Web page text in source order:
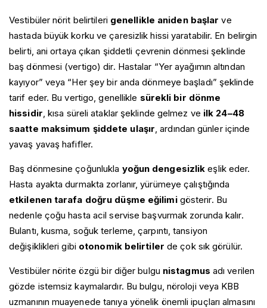
Anasayfa
Hakkımda
Vestibüler nörit belirtileri genellikle aniden başlar ve
hastada büyük korku ve çaresizlik hissi yaratabilir. En belirgin
belirti, ani ortaya çıkan şiddetli çevrenin dönmesi şeklinde
baş dönmesi (vertigo) dir. Hastalar “Yer ayağımın altından
kayıyor” veya “Her şey bir anda dönmeye başladı” şeklinde
tarif eder. Bu vertigo, genellikle sürekli bir dönme
hissidir , kısa süreli ataklar şeklinde gelmez ve ilk 24–48
saatte maksimum şiddete ulaşır , ardından günler içinde
yavaş yavaş hafifler.
Baş dönmesine çoğunlukla yoğun dengesizlik eşlik eder.
Hasta ayakta durmakta zorlanır, yürümeye çalıştığında
etkilenen tarafa doğru düşme eğilimigösterir. Bu
nedenle çoğu hasta acil servise başvurmak zorunda kalır.
Bulantı, kusma, soğuk terleme, çarpıntı, tansiyon
değişiklikleri gibi otonomik belirtiler de çok sık görülür.
Vestibüler nörite özgü bir diğer bulgu nistagmus adı verilen
gözde istemsiz kaymalardır. Bu bulgu, nöroloji veya KBB
uzmanının muayenede tanıya yönelik önemli ipuçları almasını